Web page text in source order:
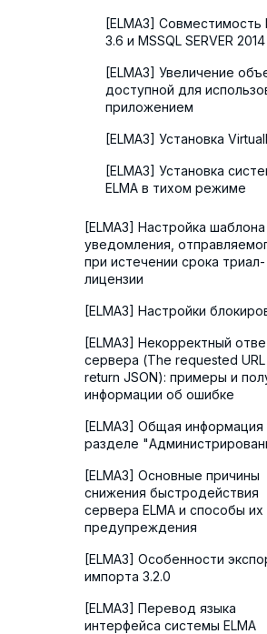
[ELMA3] Совместимость
3.6 и MSSQL SERVER 2014
[ELMA3] Увеличение
доступной для
приложением
[ELMA3] Установка
[ELMA3] Установка
ELMA в тихом режиме
[ELMA3] Настройка шаблона
уведомления,
при истечении срока триал-
лицензии
[ELMA3] Настройки
[ELMA3] Некорректный
сервера (The requested
return JSON): примеры и
информации об ошибке
[ELMA3] Общая информация
разделе
[ELMA3] Основные причины
снижения быстродействия
сервера ELMA и способы их
предупреждения
[ELMA3] Особенности
импорта 3.2.0
[ELMA3] Перевод языка
интерфейса системы ELMA